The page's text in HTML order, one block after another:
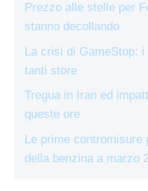
Prezzo alle stelle per
stanno decollando
La crisi di GameStop:
tanti store
Tregua in Iran ed
queste ore
Le prime
della benzina a marzo